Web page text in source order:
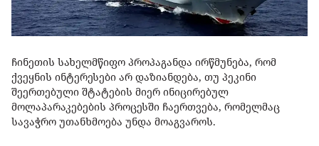
ჩინეთის სახელმწიფო პროპაგანდა ირწმუნება, რომ
ქვეყნის ინტერესები არ დაზიანდება, თუ პეკინი
შეერთებული შტატების მიერ ინიცირებულ
მოლაპარაკებების პროცესში ჩაერთვება, რომელმაც
სავაჭრო უთანხმოება უნდა მოაგვაროს.